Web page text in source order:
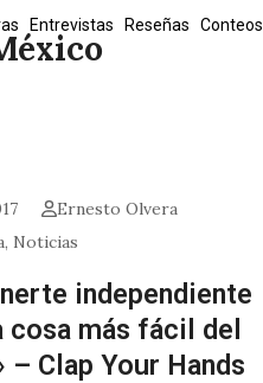
Entrevistas Reseñas Conteos
Ernesto Olvera
, Noticias
independiente
cosa más fácil del
– Clap Your Hands